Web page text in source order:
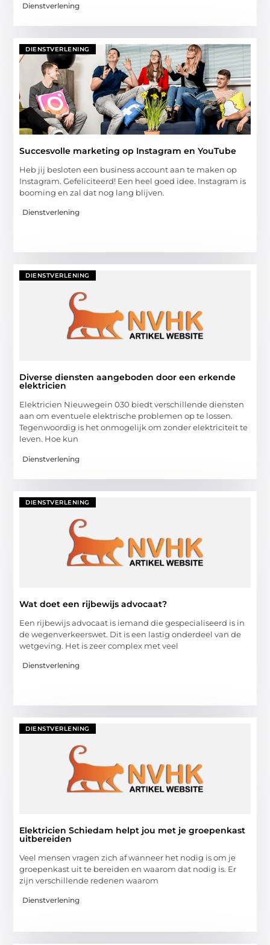
Dienstverlening
DIENSTVERLENING
Succesvolle marketing op Instagram en YouTube
Heb jij besloten een business account aan te maken op
Instagram. Gefeliciteerd! Een heel goed idee. Instagram is
booming en zal dat nog lang blijven.
Dienstverlening
DIENSTVERLENING
Diverse diensten aangeboden door een erkende
elektricien
Elektricien Nieuwegein 030 biedt verschillende diensten
aan om eventuele elektrische problemen op te lossen.
Tegenwoordig is het onmogelijk om zonder elektriciteit te
leven. Hoe kun
Dienstverlening
DIENSTVERLENING
Wat doet een rijbewijs advocaat?
Een rijbewijs advocaat is iemand die gespecialiseerd is in
de wegenverkeerswet. Dit is een lastig onderdeel van de
wetgeving. Het is zeer complex met veel
Dienstverlening
DIENSTVERLENING
Elektricien Schiedam helpt jou met je groepenkast
uitbereiden
Veel mensen vragen zich af wanneer het nodig is om je
groepenkast uit te bereiden en waarom dat nodig is. Er
zijn verschillende redenen waarom
Dienstverlening